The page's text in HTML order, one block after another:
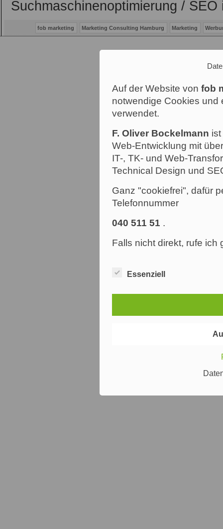
Suchmaschinenoptimierung / SEO
fob marketing Marketing Consulting Hamburg Marketing
Auf der Website von fob
notwendige Cookies und
verwendet.
F. Oliver Bockelmann
Web-Entwicklung mit
IT-, TK- und Web-
Technical Design und
Ganz "cookiefrei", dafür
Telefonnummer
040 511 51 .
Falls nicht direkt, rufe ich
Essenziell